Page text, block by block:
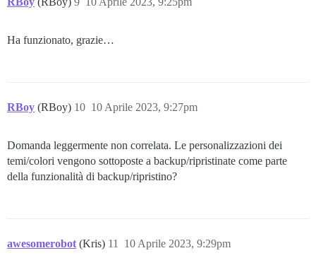
Ha funzionato, grazie…
RBoy (RBoy) 10 Aprile 2023, 9:27pm
10
Domanda leggermente non correlata. Le personalizzazioni dei
temi/colori vengono sottoposte a backup/ripristinate come parte
della funzionalità di backup/ripristino?
awesomerobot (Kris) 10 Aprile 2023, 9:29pm
11